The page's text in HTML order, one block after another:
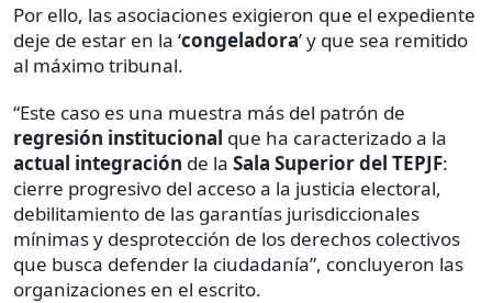
Por ello, las asociaciones exigieron que el expediente
deje de estar en la ‘congeladora’ y que sea remitido
al máximo tribunal.
“Este caso es una muestra más del patrón de
regresión institucional que ha caracterizado a la
actual integración de la Sala Superior del TEPJF:
cierre progresivo del acceso a la justicia electoral,
debilitamiento de las garantías jurisdiccionales
mínimas y desprotección de los derechos colectivos
que busca defender la ciudadanía”, concluyeron las
organizaciones en el escrito.